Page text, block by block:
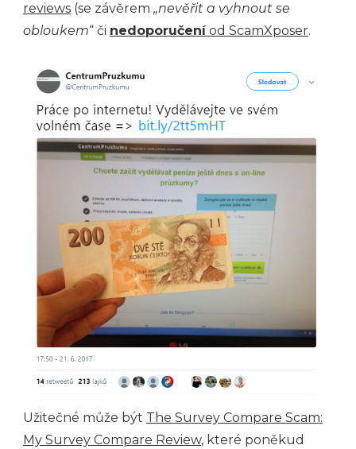
reviews (se závěrem „nevěřit a vyhnout se
obloukem“ či nedoporučeníod ScamXposer.
Užitečné může být The Survey Compare Scam:
My Survey Compare Review, které poněkud